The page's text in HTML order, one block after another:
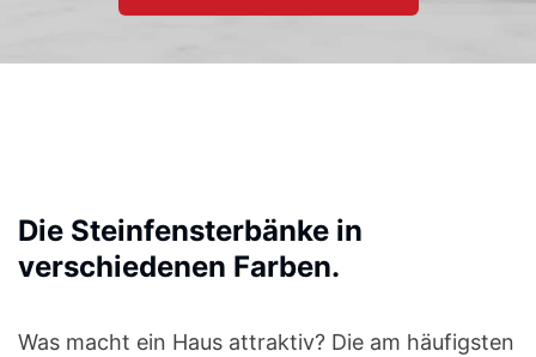
Die Steinfensterbänke in
verschiedenen Farben.
Was macht ein Haus attraktiv? Die am häufigsten